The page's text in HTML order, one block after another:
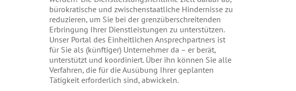
bürokratische und zwischenstaatliche Hindernisse zu
reduzieren, um Sie bei der grenzüberschreitenden
Erbringung Ihrer Dienstleistungen zu unterstützen.
Unser Portal des Einheitlichen Ansprechpartners ist
für Sie als (künftiger) Unternehmer da – er berät,
unterstützt und koordiniert. Über ihn können Sie alle
Verfahren, die für die Ausübung Ihrer geplanten
Tätigkeit erforderlich sind, abwickeln.